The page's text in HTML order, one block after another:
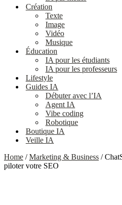
Création
Texte
Image
Vidéo
Musique
Éducation
IA pour les étudiants
IA pour les professeurs
Lifestyle
Guides IA
Débuter avec l’IA
Agent IA
Vibe coding
Robotique
Boutique IA
Veille IA
Home /Marketing & Business /
piloter votre SEO